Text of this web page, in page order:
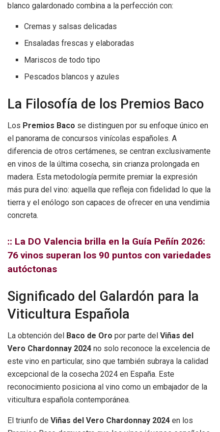
blanco galardonado combina a la perfección con:
Cremas y salsas delicadas
Ensaladas frescas y elaboradas
Mariscos de todo tipo
Pescados blancos y azules
La Filosofía de los Premios Baco
Los Premios Baco se distinguen por su enfoque único en
el panorama de concursos vinícolas españoles. A
diferencia de otros certámenes, se centran exclusivamente
en vinos de la última cosecha, sin crianza prolongada en
madera. Esta metodología permite premiar la expresión
más pura del vino: aquella que refleja con fidelidad lo que la
tierra y el enólogo son capaces de ofrecer en una vendimia
concreta.
:: La DO Valencia brilla en la Guía Peñín 2026:
76 vinos superan los 90 puntos con variedades
autóctonas
Significado del Galardón para la
Viticultura Española
La obtención del Baco de Oro por parte del Viñas del
Vero Chardonnay 2024 no solo reconoce la excelencia de
este vino en particular, sino que también subraya la calidad
excepcional de la cosecha 2024 en España. Este
reconocimiento posiciona al vino como un embajador de la
viticultura española contemporánea.
El triunfo de Viñas del Vero Chardonnay 2024 en los